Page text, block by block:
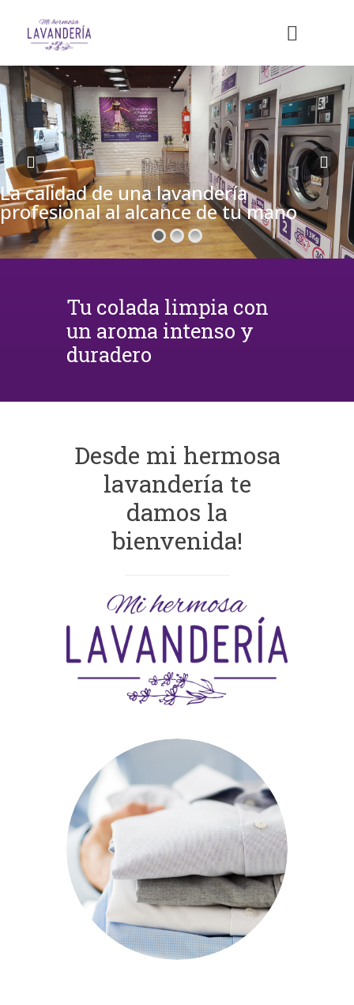
La calidad de una lavandería
profesional al alcance de tu mano
Tu colada limpia con
un aroma intenso y
duradero
Desde mi hermosa
lavandería te
damos la
bienvenida!